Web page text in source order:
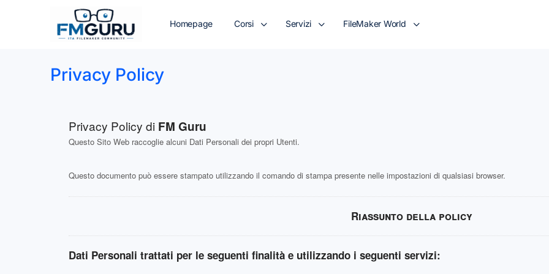
Homepage Corsi Servizi FileMaker World
Privacy Policy
Privacy Policy di FM Guru
Questo Sito Web raccoglie alcuni Dati Personali dei propri Utenti.
Questo documento può essere stampato utilizzando il comando di stampa presente nelle impostazioni di qualsiasi browser.
Riassunto della policy
Dati Personali trattati per le seguenti finalità e utilizzando i seguenti servizi: